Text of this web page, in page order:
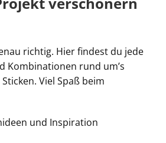
richtig. Hier findest du jede
Kombinationen rund um’s
Viel Spaß beim